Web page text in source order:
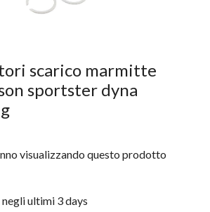
scarico marmitte
sportster dyna
visualizzando questo prodotto
ultimi 3 days